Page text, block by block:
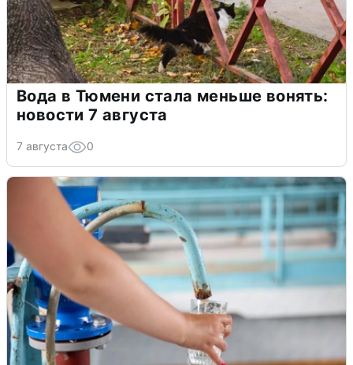
Вода в Тюмени стала меньше вонять:
новости 7 августа
7 августа 0